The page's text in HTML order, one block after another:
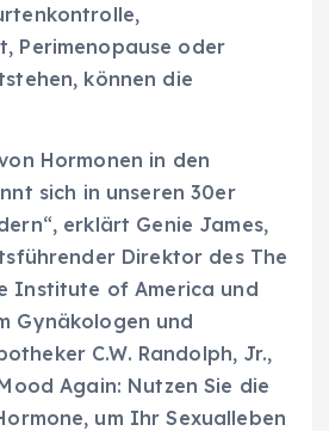
Perimenopause oder
können die
Hormonen in den
sich in unseren 30er
erklärt Genie James,
Direktor des The
Institute of America und
Gynäkologen und
C.W. Randolph, Jr.,
Again: Nutzen Sie die
um Ihr Sexualleben